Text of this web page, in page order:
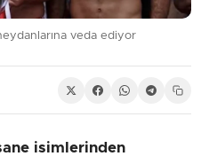
veda ediyor
isimlerinden